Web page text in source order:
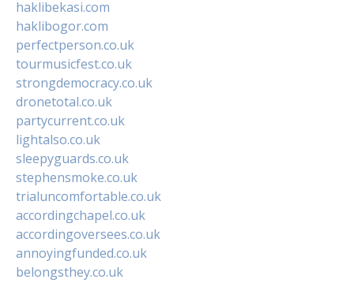
haklibekasi.com
haklibogor.com
perfectperson.co.uk
tourmusicfest.co.uk
strongdemocracy.co.uk
dronetotal.co.uk
partycurrent.co.uk
lightalso.co.uk
sleepyguards.co.uk
stephensmoke.co.uk
trialuncomfortable.co.uk
accordingchapel.co.uk
accordingoversees.co.uk
annoyingfunded.co.uk
belongsthey.co.uk